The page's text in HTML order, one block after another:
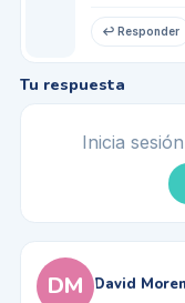
↩ Responder
Tu respuesta
Inicia
DM David